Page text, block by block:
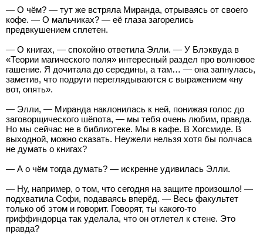
— О чём? — тут же встряла Миранда, отрываясь от своего
кофе. — О мальчиках? — её глаза загорелись
предвкушением сплетен.
— О книгах, — спокойно ответила Элли. — У Блэквуда в
«Теории магического поля» интересный раздел про волновое
гашение. Я дочитала до середины, а там… — она запнулась,
заметив, что подруги переглядываются с выражением «ну
вот, опять».
— Элли, — Миранда наклонилась к ней, понижая голос до
заговорщического шёпота, — мы тебя очень любим, правда.
Но мы сейчас не в библиотеке. Мы в кафе. В Хогсмиде. В
выходной, можно сказать. Неужели нельзя хотя бы полчаса
не думать о книгах?
— А о чём тогда думать? — искренне удивилась Элли.
— Ну, например, о том, что сегодня на защите произошло! —
подхватила Софи, подаваясь вперёд. — Весь факультет
только об этом и говорит. Говорят, ты какого-то
гриффиндорца так уделала, что он отлетел к стене. Это
правда?